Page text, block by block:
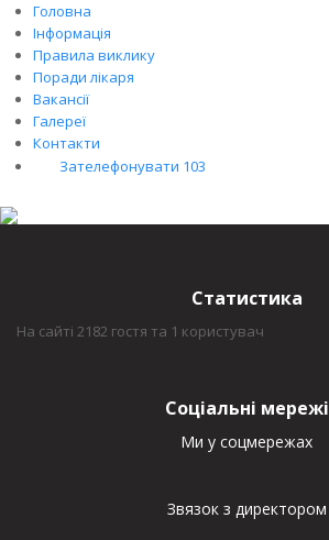
Головна
Інформація
Правила виклику
Поради лікаря
Вакансії
Галереї
Контакти
Зателефонувати 103
Статистика
На сайті 2182 гостя та 1 користувач
Соціальні мережі
Ми у соцмережах
Звязок з директором